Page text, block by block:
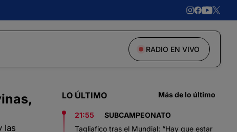
RADIO EN VIVO
las
LO ÚLTIMO Más de lo último
21:55
SUBCAMPEONATO
Tagliafico tras el Mundial: “Hay que estar